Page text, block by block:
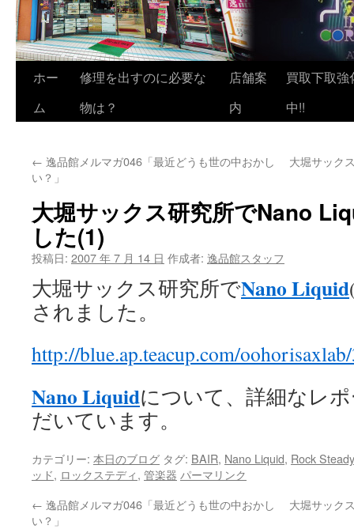
ホー
ム
修理を出すのに必要な
物は？
店舗案
内
買取下取強
中!!
← 逸品館メルマガ046「最近どうも世の中おかし
い？」
大堀サック
大堀サックス研究所でNano
した(1)
投稿日: 2007 年 7 月 14 日 作成者: 逸品館スタッフ
大堀サックス研究所でNano Liquid
されました。
http://blue.ap.teacup.com/
Nano Liquidについて、詳細なレ
だいています。
カテゴリー: 本日のブログ タグ: BAIR, Nano Liquid, Rock Steady
ッド, ロックステディ, 管楽器 パーマリンク
← 逸品館メルマガ046「最近どうも世の中おかし
い？」
大堀サック